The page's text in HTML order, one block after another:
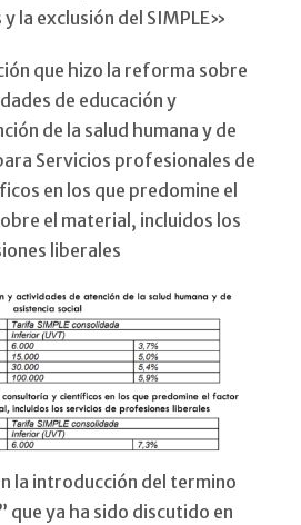
la exclusión del SIMPLE»
que hizo la reforma sobre
de educación y
de la salud humana y de
Servicios profesionales de
en los que predomine el
el material, incluidos los
liberales
la introducción del termino
ya ha sido discutido en